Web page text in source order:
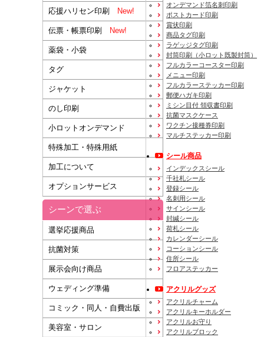
応援ハリセン印刷 New!
伝票・帳票印刷 New!
薬袋・小袋
タグ
ジャケット
のし印刷
小ロットオンデマンド
特殊加工・特殊用紙
加工について
オプションサービス
シーンで選ぶ
選挙応援商品
抗菌対策
展示会向け商品
ウェディング準備
コミック・同人・自費出版
美容室・サロン
オンデマンド箔名刺印刷
ポストカード印刷
賞状印刷
商品タグ印刷
ラゲッジタグ印刷
封筒印刷
（小ロット既製封筒）
フルカラーコースター印刷
メニュー印刷
フルカラーステッカー印刷
郵便ハガキ印刷
ミシン目付 領収書印刷
抗菌マスクケース
ワクチン接種券印刷
マルチステッカー印刷
シール商品
インデックスシール
千社札シール
登録シール
名刺用シール
サインシール
封緘シール
荷札シール
カレンダーシール
コーションシール
住所シール
フロアステッカー
アクリルグッズ
アクリルチャーム
アクリルキーホルダー
アクリルお守り
アクリルブロック